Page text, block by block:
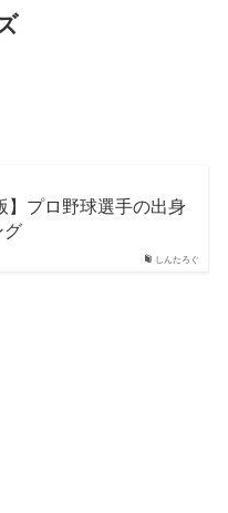
しんたろぐ
】プロ野球選手の出身
グ